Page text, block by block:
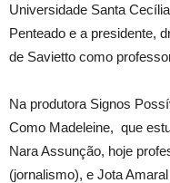
Universidade Santa
Penteado e a presidente,
de Savietto como
Na produtora Signos
Como Madeleine, que
Nara Assunção, hoje
(jornalismo), e Jota